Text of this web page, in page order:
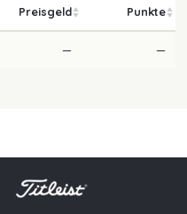
Preisgeld Punkte
— —